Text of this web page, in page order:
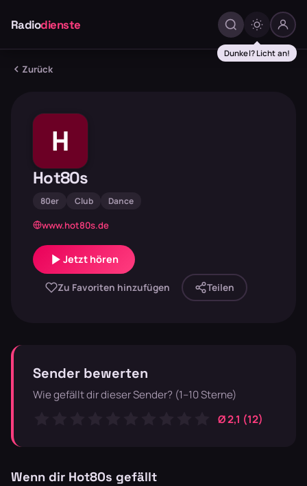
Radiodienste
Dunkel? Licht an!
Zurück
H
Hot80s
80er Club Dance
www.hot80s.de
Jetzt hören
Zu Favoriten hinzufügen Teilen
Sender bewerten
Wie gefällt dir dieser Sender? (1–10 Sterne)
Ø 2,1 (12)
Wenn dir Hot80s gefällt